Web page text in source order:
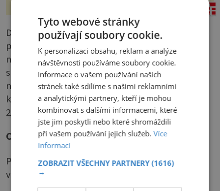
Do kurzu se dostanete po uhrazení základního
poplatku, který je nízký, ale mohl by rychle
narůst využíváním některých doplňkových
služeb, ačkoli web upozorňuje, že nejsou
nezbytné. Například desetiminutová
konzultace, kdy vám lektor zavolá, přijde na
200 Kč.
Co kurz nabízí
Po vyhodnocení vaší životosprávy vám lektor
vytvoří osobní redukční program.
Tyto webové stránky
používají soubory cookie.
K personalizaci obsahu, reklam a analýze
návštěvnosti používáme soubory cookie.
Informace o vašem používání našich
stránek také sdílíme s našimi reklamními
a analytickými partnery, kteří je mohou
kombinovat s dalšími informacemi, které
jste jim poskytli nebo které shromáždili
při vašem používání jejich služeb.Více
informací
ZOBRAZIT VŠECHNY PARTNERY(1616)
→